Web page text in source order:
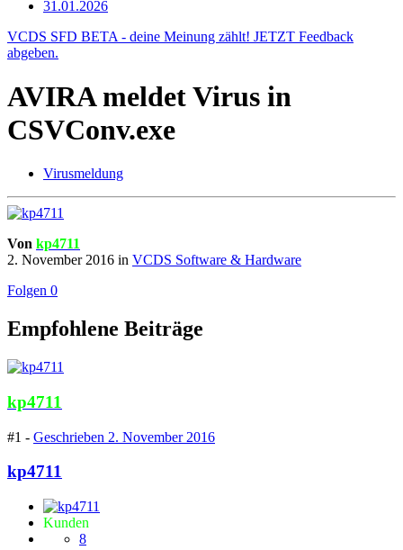
VCDS SFD BETA - deine Meinung zählt! JETZT Feedback
abgeben.
AVIRA meldet Virus in
CSVConv.exe
Virusmeldung
Von kp4711
2. November 2016 in VCDS Software & Hardware
Folgen 0
Empfohlene Beiträge
kp4711
#1 - Geschrieben 2. November 2016
kp4711
Kunden
8